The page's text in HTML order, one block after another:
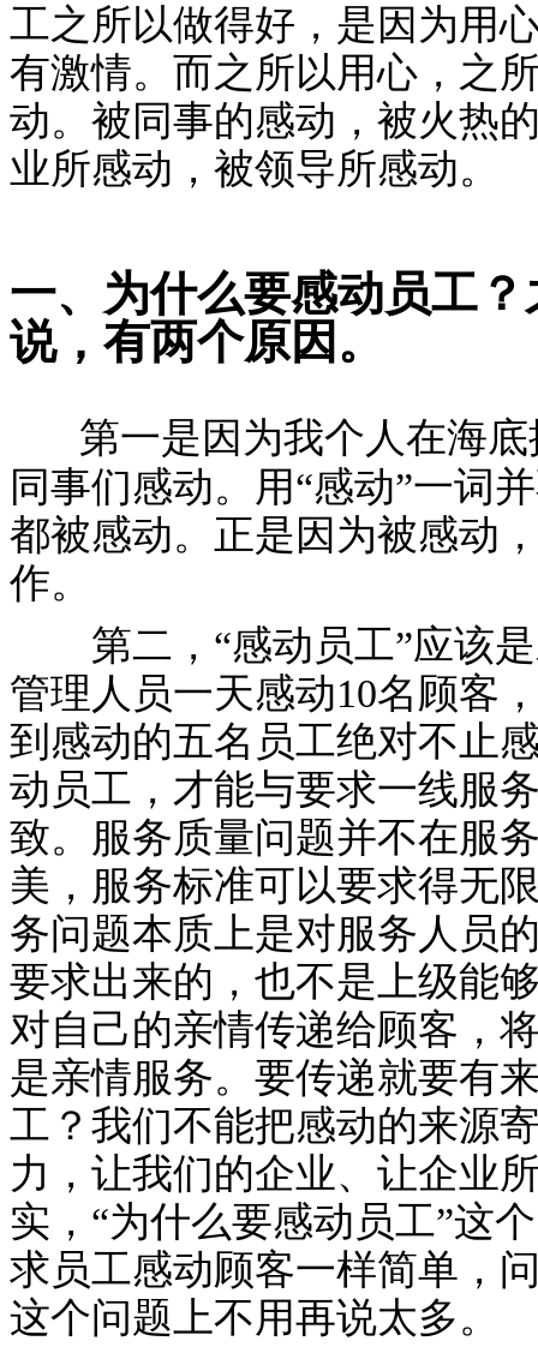
工之所以做得好，是因为用
有激情。而之所以用心，之
动。被同事的感动，被火热
业所感动，被领导所感动。
一、为什么要感动员工
说，有两个原因。
第一是因为我个人在海
同事们感动。用“感动”一词
都被感动。正是因为被感动
作。
第二，“感动员工”应该是
管理人员一天感动10名顾客
到感动的五名员工绝对不止
动员工，才能与要求一线服
致。服务质量问题并不在服
美，服务标准可以要求得无
务问题本质上是对服务人员
要求出来的，也不是上级能
对自己的亲情传递给顾客，
是亲情服务。要传递就要有
工？我们不能把感动的来源
力，让我们的企业、让企业
实，“为什么要感动员工”这
求员工感动顾客一样简单，
这个问题上不用再说太多。